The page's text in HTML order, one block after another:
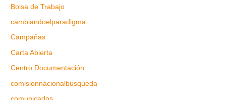
Bolsa de Trabajo
cambiandoelparadigma
Campañas
Carta Abierta
Centro Documentación
comisionnacionalbusqueda